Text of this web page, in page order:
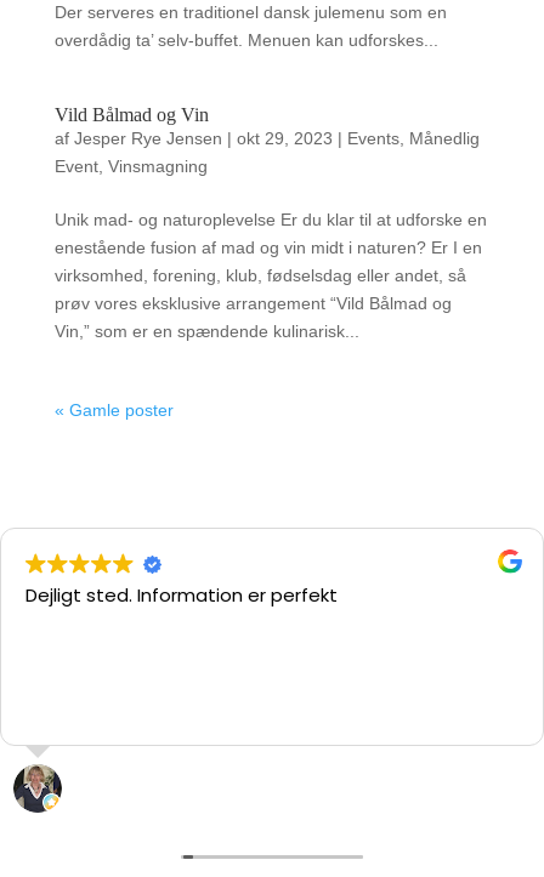
Der serveres en traditionel dansk julemenu som en
overdådig ta’ selv-buffet. Menuen kan udforskes...
Vild Bålmad og Vin
af Jesper Rye Jensen | okt 29, 2023 | Events, Månedlig
Event, Vinsmagning
Unik mad- og naturoplevelse Er du klar til at udforske en
enestående fusion af mad og vin midt i naturen? Er I en
virksomhed, forening, klub, fødselsdag eller andet, så
prøv vores eksklusive arrangement “Vild Bålmad og
Vin,” som er en spændende kulinarisk...
« Gamle poster
Dejligt sted. Information er perfekt